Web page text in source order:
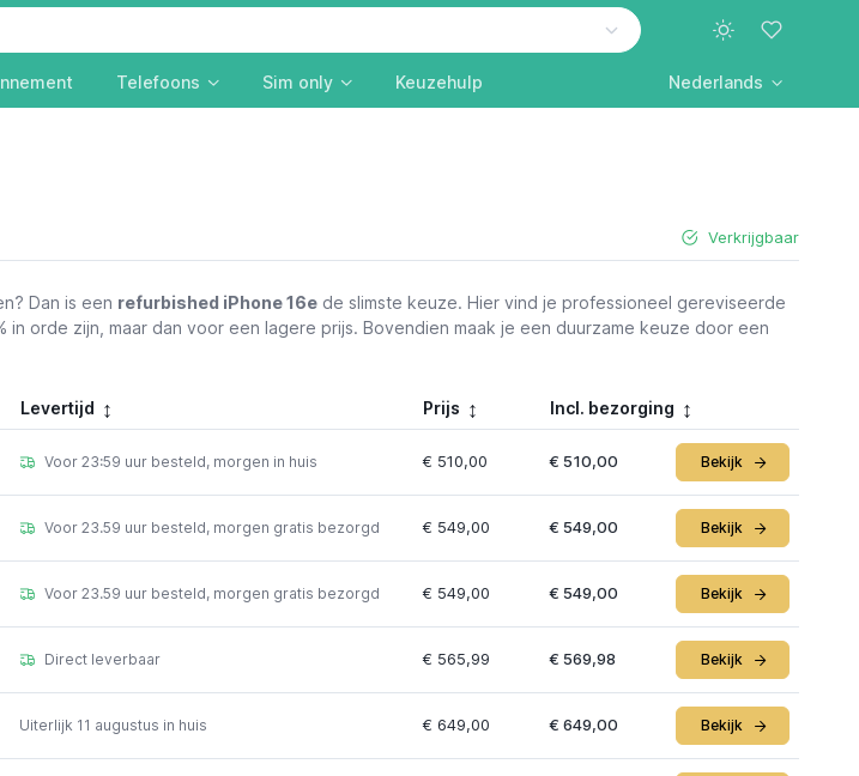
Telefoons Sim only Keuzehulp Nederlands
Verkrijgbaar
Dan is een refurbished iPhone 16ede slimste keuze. Hier vind je professioneel gereviseerde
in orde zijn, maar dan voor een lagere prijs. Bovendien maak je een duurzame keuze door een
Levertijd Prijs Incl. bezorging
Voor 23:59 uur besteld, morgen in huis € 510,00 € 510,00 Bekijk
Voor 23.59 uur besteld, morgen gratis bezorgd € 549,00 € 549,00 Bekijk
Voor 23.59 uur besteld, morgen gratis bezorgd € 549,00 € 549,00 Bekijk
Direct leverbaar € 565,99 € 569,98 Bekijk
Uiterlijk 11 augustus in huis € 649,00 € 649,00 Bekijk